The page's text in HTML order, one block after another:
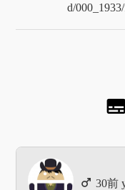
d/
subtitles